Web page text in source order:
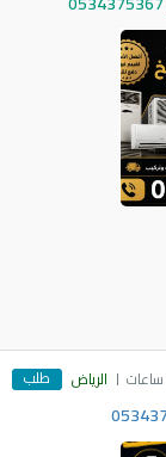
الرياض طلب